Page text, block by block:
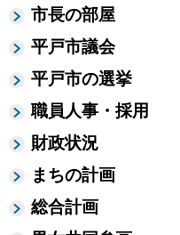
市長の部屋
平戸市議会
平戸市の選挙
職員人事・採用
財政状況
まちの計画
総合計画